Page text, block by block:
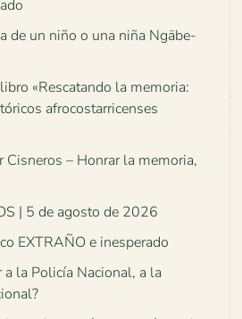
de un niño o una niña Ngäbe-
«Rescatando la memoria:
afrocostarricenses
Cisneros – Honrar la memoria,
| 5 de agosto de 2026
EXTRAÑO e inesperado
la Policía Nacional, a la